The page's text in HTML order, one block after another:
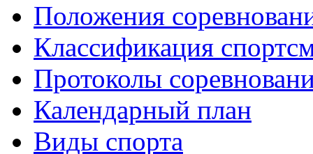
Положения
Классификация
Протоколы
Календарный план
Виды спорта